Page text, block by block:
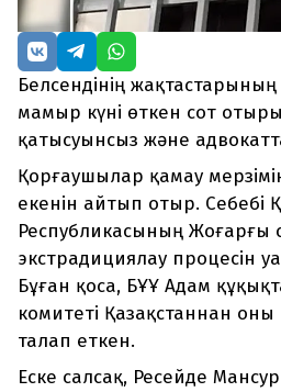
Белсендінің
мамыр күні өткен сот
қатысуынсыз және
Қорғаушылар қамау
екенін айтып отыр. Себебі
Республикасының Жоғарғы
экстрадициялау процесін
Бұған қоса, БҰҰ Адам
комитеті Қазақстаннан оны
талап еткен.
Еске салсақ, Ресейде